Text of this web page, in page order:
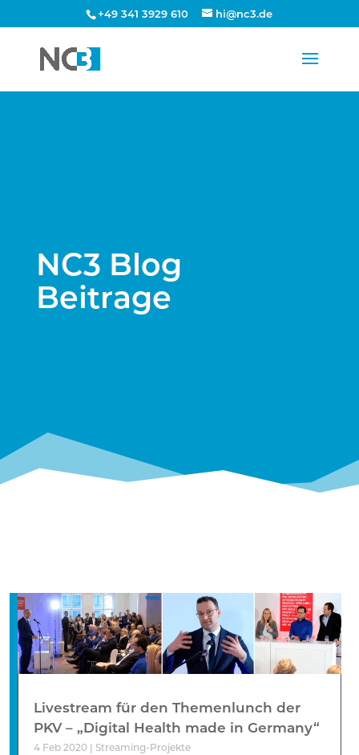
+49 341 3929 610 hi@nc3.de
NC3 Blog
Beitrage
Livestream für den Themenlunch der
PKV – „Digital Health made in Germany“
4 Feb 2020 | Streaming-Projekte